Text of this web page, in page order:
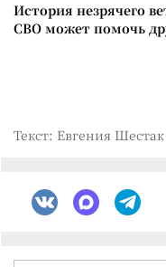
История незрячего
СВО может помочь
Текст: Евгения Шестак